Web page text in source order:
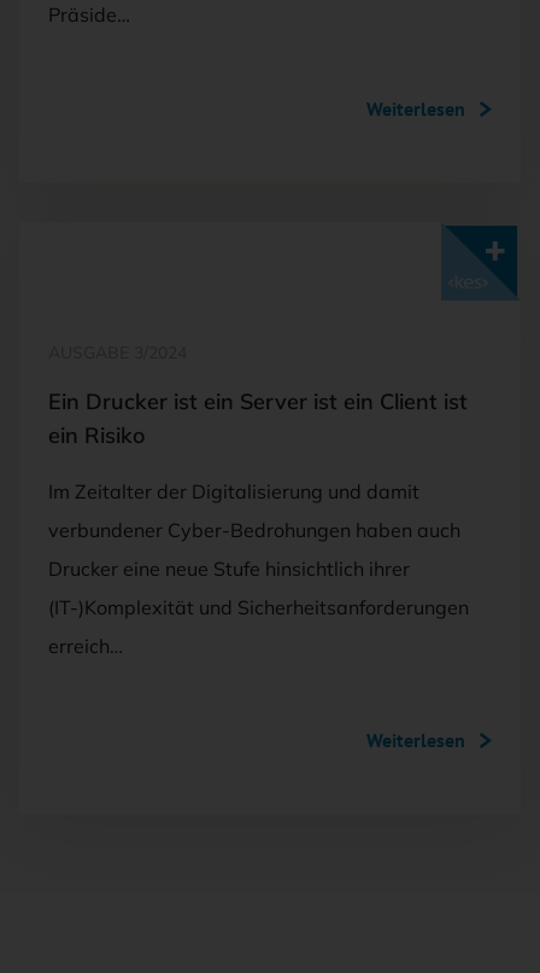
Präside…
Weiterlesen
Ein Drucker ist ein Server ist ein Client ist
ein Risiko
Im Zeitalter der Digitalisierung und damit
verbundener Cyber-Bedrohungen haben auch
Drucker eine neue Stufe hinsichtlich ihrer
(IT-)Komplexität und Sicherheitsanforderungen
erreich…
Weiterlesen